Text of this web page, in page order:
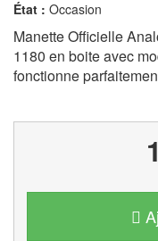
État : Occasion
Manette Officielle
1180 en boite avec
fonctionne